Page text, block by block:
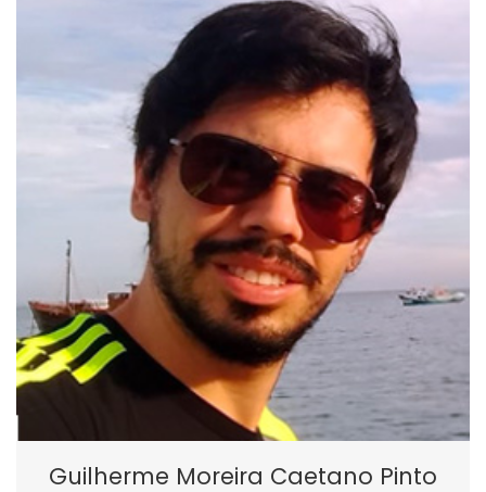
Guilherme Moreira Caetano Pinto